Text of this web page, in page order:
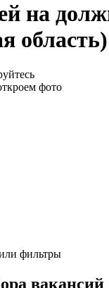
на
область)
фото
фильтры
вакансий